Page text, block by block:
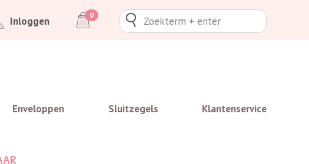
Inloggen 0
Enveloppen Sluitzegels Klantenservice